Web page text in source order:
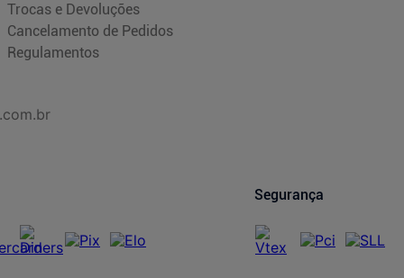
Trocas e Devoluções
Cancelamento de Pedidos
Regulamentos
Segurança